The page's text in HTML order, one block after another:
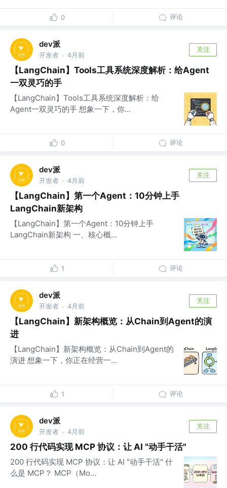
0 评论
dev派
开发者 · 4月前
关注
【LangChain】Tools工具系统深度解析：给Agent
一双灵巧的手
【LangChain】Tools工具系统深度解析：给
Agent一双灵巧的手 想象一下，你...
0 评论
dev派
开发者 · 4月前
关注
【LangChain】第一个Agent：10分钟上手
LangChain新架构
【LangChain】第一个Agent：10分钟上手
LangChain新架构 一、核心概...
1 评论
dev派
开发者 · 4月前
关注
【LangChain】新架构概览：从Chain到Agent的演
进
【LangChain】新架构概览：从Chain到Agent的
演进 想象一下，你正在经营一...
1 评论
dev派
开发者 · 4月前
关注
200 行代码实现 MCP 协议：让 AI "动手干活"
200 行代码实现 MCP 协议：让 AI "动手干活" 什
么是 MCP？ MCP（Mo...